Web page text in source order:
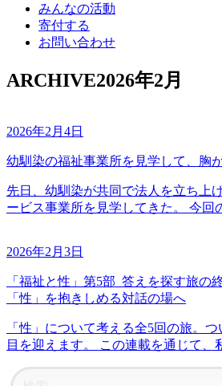
みんなの活動
寄付する
お問い合わせ
ARCHIVE2026年2月
2026年2月4日
幼馴染の福祉事業所を見学して、胸
先日、幼馴染が共同で法人を立ち上
ービス事業所を見学してきた。 今回
2026年2月3日
「福祉と性」第5部_答えを探す旅の
「性」を抱きしめる対話の場へ
「性」について考える全5回の旅。
目を迎えます。 この連載を通じて、